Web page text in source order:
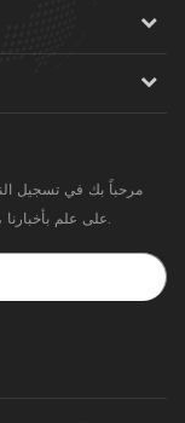
مرحباً بك في تسجيل
على علم بأخبارنا ، معلومات المنتجات والعروض الترويجية في حال وجودها.